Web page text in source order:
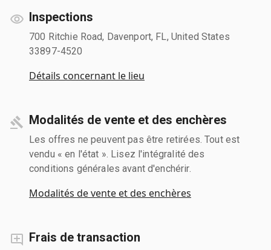
Inspections
700 Ritchie Road, Davenport, FL, United States
33897-4520
Détails concernant le lieu
Modalités de vente et des enchères
Les offres ne peuvent pas être retirées. Tout est
vendu « en l'état ». Lisez l'intégralité des
conditions générales avant d'enchérir.
Modalités de vente et des enchères
Frais de transaction